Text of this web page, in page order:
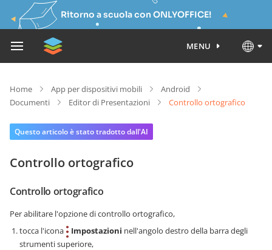
Ritorno a scuola con ONLYOFFICE!
MENU
Home App per dispositivi mobili
Android
Documenti
Editor di Presentazioni Controllo ortografico
Questo articolo è stato tradotto dall'AI
Controllo ortografico
Controllo ortografico
Per abilitare l'opzione di controllo ortografico,
tocca l'icona
Impostazioni nell'angolo destro della barra degli
strumenti superiore,